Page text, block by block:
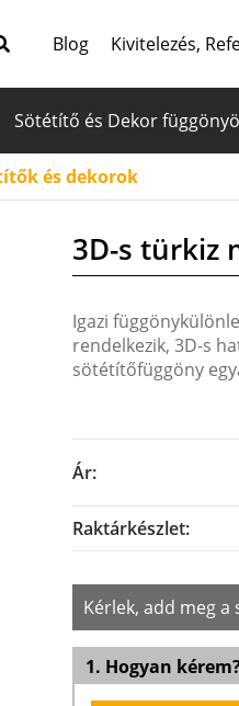
Blog Kivitelezés,
Sötétítő és Dekor
és dekorok
3D-s türkiz
Igazi
rendelkezik, 3D-s
sötétítőfüggöny
Ár:
Raktárkészlet:
Kérlek, add meg a
1. Hogyan